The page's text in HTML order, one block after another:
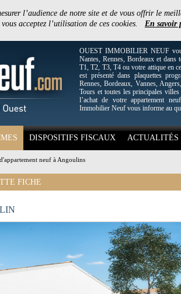
l’audience de notre site et de vous offrir le
acceptez l’utilisation de ces cookies. En savoir
OUEST IMMOBILIER NEUF
Nantes, Rennes, Bordeaux et
T1, T2, T3, T4 ou votre attique en
est présenté dans plaquettes
Rennes, Bordeaux, Vannes,
Tours et toutes les principales
l’achat de votre appartement
Immobilier Neuf vous informe au
DISPOSITIFS FISCAUX ACTUALITÉS
neuf à Angoulins
FICHE